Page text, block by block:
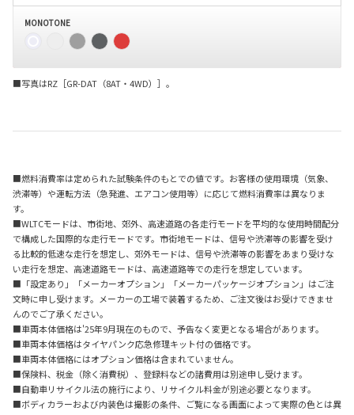
MONOTONE
■写真はRZ［GR-DAT（8AT・4WD）］。
■燃料消費率は定められた試験条件のもとでの値です。お客様の使用環境（気象、
渋滞等）や運転方法（急発進、エアコン使用等）に応じて燃料消費率は異なりま
す。
■WLTCモードは、市街地、郊外、高速道路の各走行モードを平均的な使用時間配分
で構成した国際的な走行モードです。市街地モードは、信号や渋滞等の影響を受け
る比較的低速な走行を想定し、郊外モードは、信号や渋滞等の影響をあまり受けな
い走行を想定、高速道路モードは、高速道路等での走行を想定しています。
■「設定あり」「メーカーオプション」「メーカーパッケージオプション」はご注
文時に申し受けます。メーカーの工場で装着するため、ご注文後はお受けできませ
んのでご了承ください。
■車両本体価格は'25年9月現在のもので、予告なく変更となる場合があります。
■車両本体価格はタイヤパンク応急修理キット付の価格です。
■車両本体価格にはオプション価格は含まれていません。
■保険料、税金（除く消費税）、登録料などの諸費用は別途申し受けます。
■自動車リサイクル法の施行により、リサイクル料金が別途必要となります。
■ボディカラーおよび内装色は撮影の条件、ご覧になる画面によって実際の色とは異